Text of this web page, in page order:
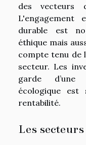
des vecteurs
L'engagement
durable est
éthique mais
compte tenu de
secteur. Les
garde d’une
écologique
rentabilité.
Les